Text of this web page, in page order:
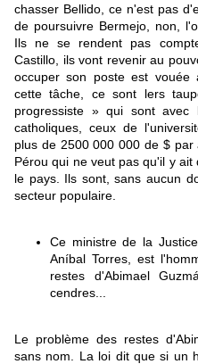
chasser Bellido, ce n'est pas
de poursuivre Bermejo, non,
Ils ne se rendent pas
Castillo, ils vont revenir au
occuper son poste est
cette tâche, ce sont lers
progressiste » qui sont
catholiques, ceux de
plus de 2500 000 000 de $
Pérou qui ne veut pas qu'il y
le pays. Ils sont, sans aucun
secteur populaire.
Ce ministre de la
Aníbal Torres, est
restes d'Abimael
cendres...
Le problème des restes
sans nom. La loi dit que si un